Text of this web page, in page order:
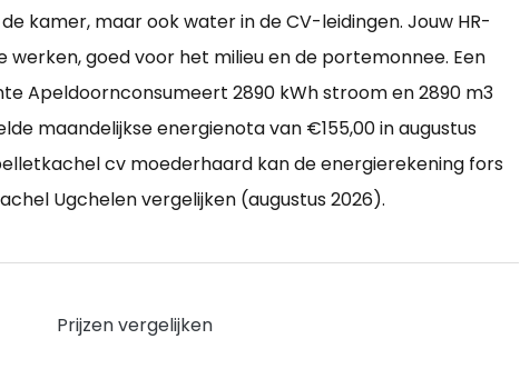
kamer, maar ook water in de CV-leidingen. Jouw HR-
goed voor het milieu en de portemonnee. Een
Apeldoornconsumeert 2890 kWh stroom en 2890 m3
maandelijkse energienota van €155,00 in augustus
cv moederhaard kan de energierekening fors
Ugchelen vergelijken (augustus 2026).
Prijzen vergelijken